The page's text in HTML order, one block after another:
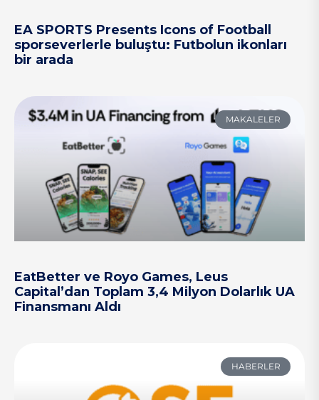
EA SPORTS Presents Icons of Football
sporseverlerle buluştu: Futbolun ikonları
bir arada
MAKALELER
EatBetter ve Royo Games, Leus
Capital’dan Toplam 3,4 Milyon Dolarlık UA
Finansmanı Aldı
HABERLER